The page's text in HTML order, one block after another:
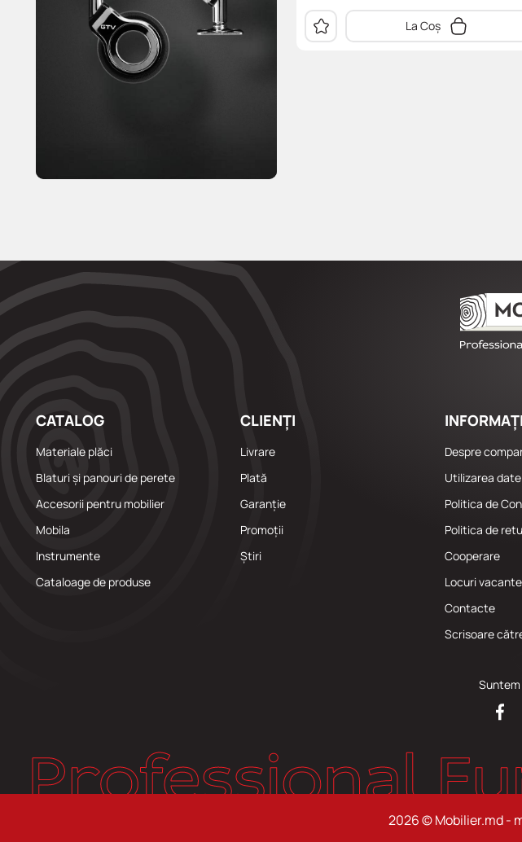
164
165
La Coș
CATALOG
Materiale plăci
Blaturi și panouri de perete
Accesorii pentru mobilier
Mobila
Instrumente
Cataloage de produse
CLIENȚI
Livrare
Plată
Garanție
Promoții
Știri
Despre
Utilizarea
Politica de
Politica de
Cooperare
Locuri vacante
Сontacte
Scrisoare
2026 © Mobilier.md -